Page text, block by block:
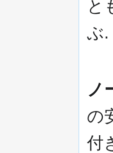
と
ぶ.
ノ
の
付